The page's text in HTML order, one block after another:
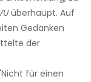
überhaupt. Auf
Gedanken
der
für einen